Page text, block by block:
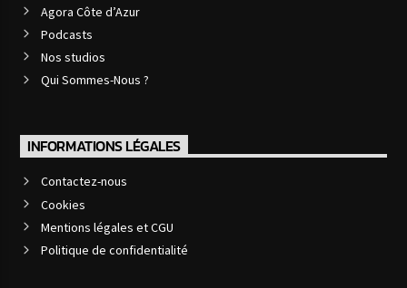
Agora Côte d’Azur
Podcasts
Nos studios
Qui Sommes-Nous ?
INFORMATIONS LÉGALES
Contactez-nous
Cookies
Mentions légales et CGU
Politique de confidentialité